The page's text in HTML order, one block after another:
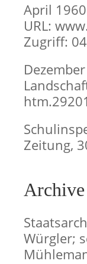
April
URL:
Zugriff:
Zeitung,
Archive
Würgler;